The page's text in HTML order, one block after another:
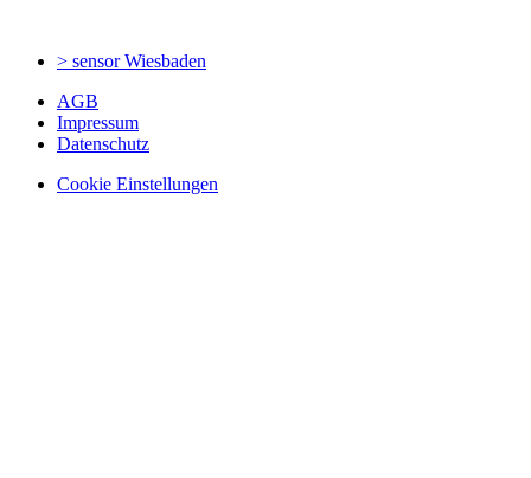
> sensorWiesbaden
AGB
Impressum
Datenschutz
Cookie Einstellungen